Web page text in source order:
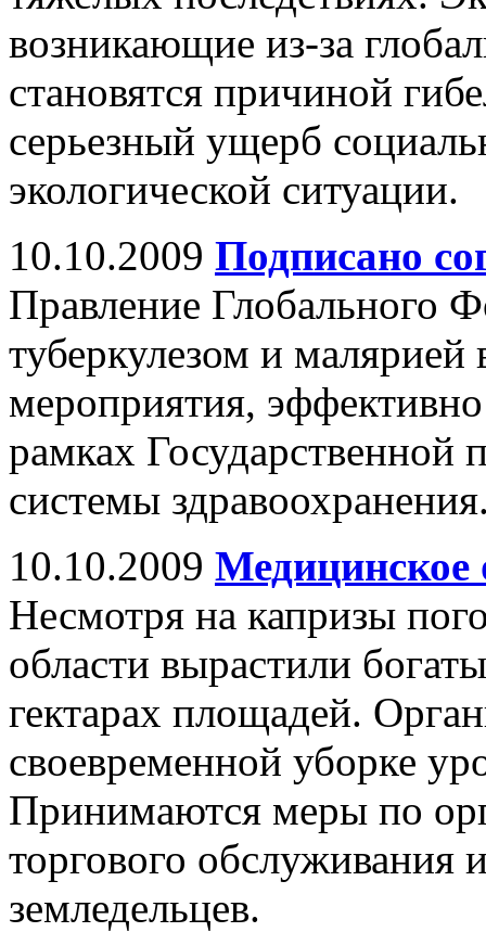
возникающие из-за
становятся причиной
серьезный ущерб
экологической ситуации.
10.10.2009 Подписано
Правление Глобального
туберкулезом и малярией
мероприятия,
рамках
системы
10.10.2009 Медицинское
Несмотря на капризы
области вырастили
гектарах площадей.
своевременной уборке
Принимаются меры по
торгового обслуживания
земледельцев.